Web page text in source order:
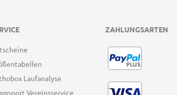
Laufanalyse
Vereinsservice
ZAHLUNGSARTEN